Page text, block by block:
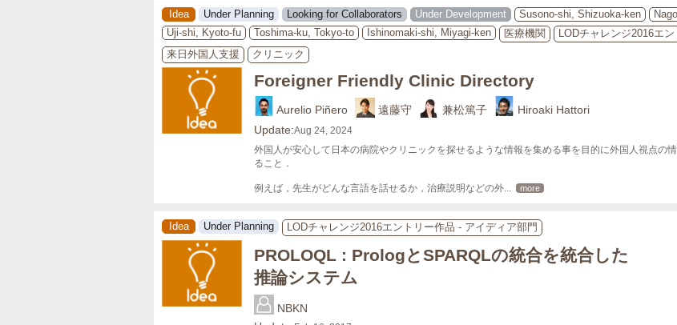
Idea Under Planning Looking for Collaborators Under Development Susono-shi, Shizuoka-ken
Uji-shi, Kyoto-fu
Toshima-ku, Tokyo-to Ishinomaki-shi, Miyagi-ken 医療機関 LODチャレンジ2016エ
来日外国人支援
クリニック
Foreigner Friendly Clinic Directory
Aurelio Piñero 遠藤守 兼松篤子
Hiroaki Hattori
Update:Aug 24, 2024
外国人が安心して日本の病院やクリニックを探せるような情報を集める事を目的に外国人視点の
ること．
例えば，先生がどんな言語を話せるか，治療説明などの外... more
Idea Under Planning LODチャレンジ2016エントリー作品 - アイディア部門
PROLOQL : PrologとSPARQLの統合を統合した
推論システム
NBKN